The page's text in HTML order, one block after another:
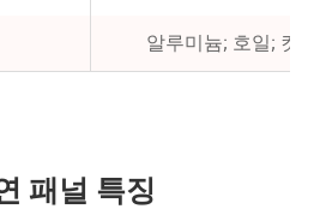
알루미늄; 호일; 컷;
패널 특징